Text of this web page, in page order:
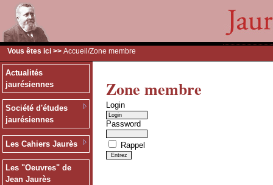
Vous êtes ici >> Accueil /Zone membre
Actualités
jaurésiennes
Société d'études
jaurésiennes
Les Cahiers Jaurès
Les "Oeuvres" de
Jean Jaurès
Zone membre
Login
Password
Rappel